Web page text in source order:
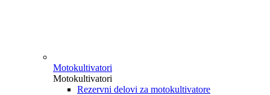
Motokultivatori
Motokultivatori
Rezervni delovi za motokultivatore